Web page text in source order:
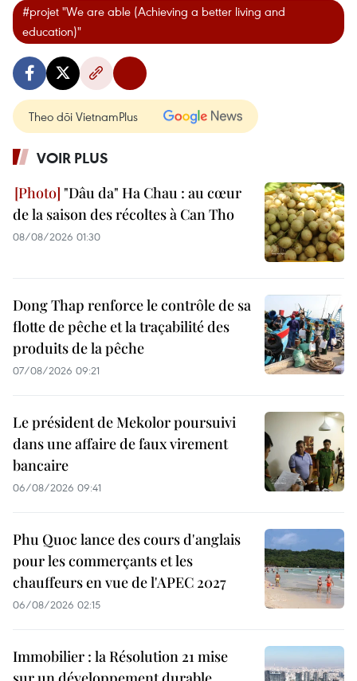
#projet "We are able (Achieving a better living and
education)"
Theo dõi VietnamPlus
VOIR PLUS
"Dâu da" Ha Chau : au cœur
de la saison des récoltes à Can Tho
08/08/2026 01:30
Dong Thap renforce le contrôle de sa
flotte de pêche et la traçabilité des
produits de la pêche
07/08/2026 09:21
Le président de Mekolor poursuivi
dans une affaire de faux virement
bancaire
06/08/2026 09:41
Phu Quoc lance des cours d'anglais
pour les commerçants et les
chauffeurs en vue de l'APEC 2027
06/08/2026 02:15
Immobilier : la Résolution 21 mise